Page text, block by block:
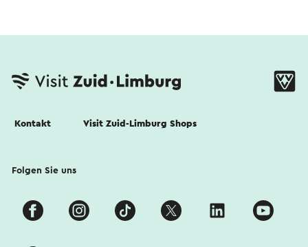
Kontakt Visit Zuid-Limburg Shops
Folgen Sie uns